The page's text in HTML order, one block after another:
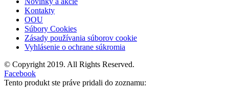
Kontakty
OOU
Súbory Cookies
Zásady používania súborov cookie
Vyhlásenie o ochrane súkromia
© Copyright 2019. All Rights Reserved.
Facebook
Tento produkt ste práve pridali do zoznamu: